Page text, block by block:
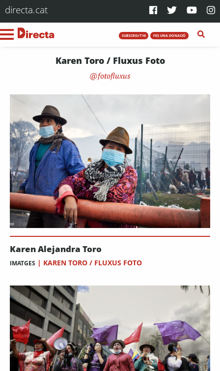
directa.cat
SUBSCRIU-T'HI FES UNA DONACIÓ
Karen Toro / Fluxus Foto
fotofluxus
Karen Alejandra Toro
IMATGES | KAREN TORO / FLUXUS FOTO